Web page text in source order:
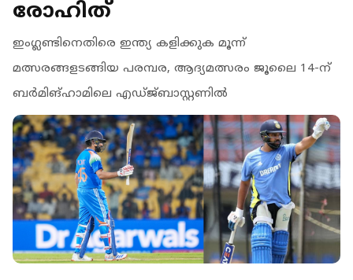
രോഹിത്
ഇംഗ്ലണ്ടിനെതിരെ ഇന്ത്യ കളിക്കുക മൂന്ന്
മത്സരങ്ങളടങ്ങിയ പരമ്പര, ആദ്യമത്സരം ജൂലൈ 14-ന്
ബര്‍മിങ്ഹാമിലെ എഡ്ജ്ബാസ്റ്റണില്‍